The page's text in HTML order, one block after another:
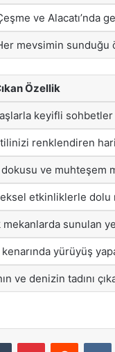
ve Alacatı’nda
mevsimin sunduğu
Özellik
keyifli
renklendiren
ve muhteşem
etkinliklerle dolu
mekanlarda sunulan
yürüyüş
ve denizin tadını
Tumblr PinterestReddit